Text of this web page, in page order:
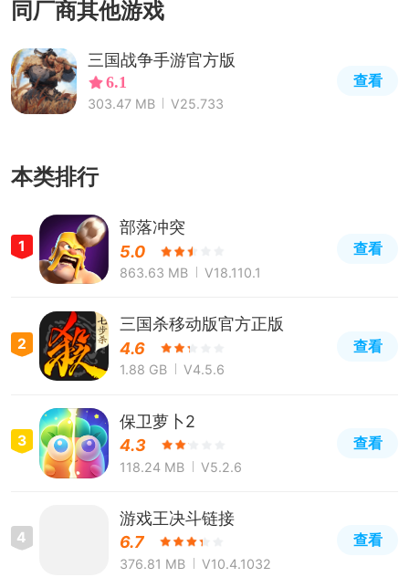
同厂商其他游戏
三国战争手游官方版
6.1
303.47 MB V25.733
查看
本类排行
1
部落冲突
5.0
863.63 MB V18.110.1
查看
2
三国杀移动版官方正版
4.6
1.88 GB V4.5.6
查看
3
保卫萝卜2
4.3
118.24 MB V5.2.6
查看
4
游戏王决斗链接
6.7
376.81 MB V10.4.1032
查看